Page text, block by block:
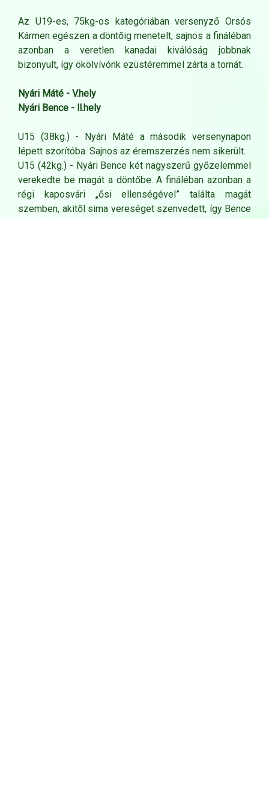
Az U19-es, 75kg-os kategóriában versenyző Orsós
Kármen egészen a döntőig menetelt, sajnos a fináléban
azonban a veretlen kanadai kiválóság jobbnak
bizonyult, így ökölvívónk ezüstéremmel zárta a tornát.
Nyári Máté - V.hely
Nyári Bence - ll.hely
U15 (38kg.) - Nyári Máté a második versenynapon
lépett szorítóba. Sajnos az éremszerzés nem sikerült.
U15 (42kg.) - Nyári Bence két nagyszerű győzelemmel
verekedte be magát a döntőbe. A fináléban azonban a
régi kaposvári „ősi ellenségével” találta magát
szemben, akitől sima vereséget szenvedett, így Bence